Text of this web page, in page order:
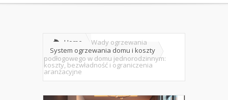
Home
System ogrzewania domu i koszty
Wady ogrzewania
podłogowego w domu jednorodzinnym:
koszty, bezwładność i ograniczenia
aranżacyjne